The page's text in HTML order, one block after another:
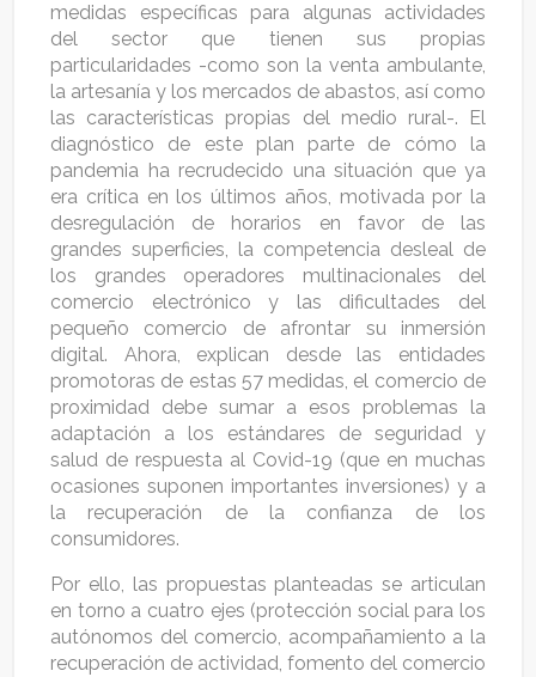
medidas específicas para algunas actividades
del sector que tienen sus propias
particularidades -como son la venta ambulante,
la artesanía y los mercados de abastos, así como
las características propias del medio rural-. El
diagnóstico de este plan parte de cómo la
pandemia ha recrudecido una situación que ya
era crítica en los últimos años, motivada por la
desregulación de horarios en favor de las
grandes superficies, la competencia desleal de
los grandes operadores multinacionales del
comercio electrónico y las dificultades del
pequeño comercio de afrontar su inmersión
digital. Ahora, explican desde las entidades
promotoras de estas 57 medidas, el comercio de
proximidad debe sumar a esos problemas la
adaptación a los estándares de seguridad y
salud de respuesta al Covid-19 (que en muchas
ocasiones suponen importantes inversiones) y a
la recuperación de la confianza de los
consumidores.
Por ello, las propuestas planteadas se articulan
en torno a cuatro ejes (protección social para los
autónomos del comercio, acompañamiento a la
recuperación de actividad, fomento del comercio